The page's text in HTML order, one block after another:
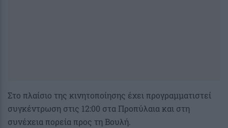
Στο πλαίσιο της κινητοποίησης έχει προγραμματιστεί
συγκέντρωση στις 12:00 στα Προπύλαια και στη
συνέχεια πορεία προς τη Βουλή.